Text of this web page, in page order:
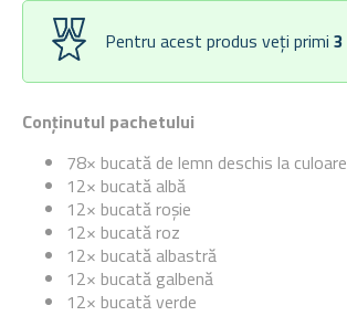
Conținutul pachetului
78× bucată de lemn deschis la culoare
12× bucată albă
12× bucată roșie
12× bucată roz
12× bucată albastră
12× bucată galbenă
12× bucată verde
Pentru acest produs veți primi 3